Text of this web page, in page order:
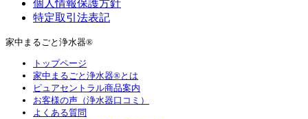
個人情報保護方針
特定取引法表記
家中まるごと浄水器®
トップページ
家中まるごと浄水器®とは
ピュアセントラル商品案内
お客様の声（浄水器口コミ）
よくある質問